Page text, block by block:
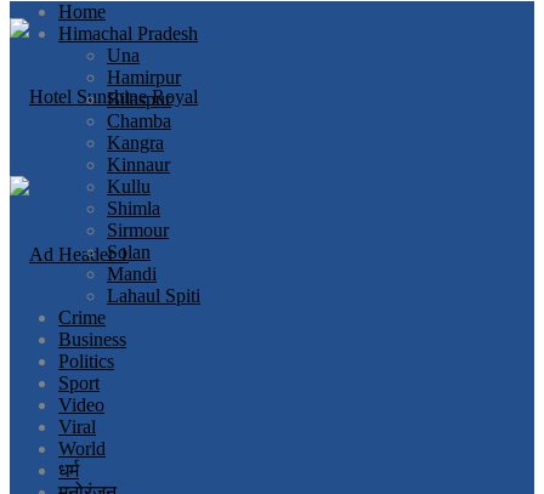
Home
Himachal Pradesh
Una
Hamirpur
Bilaspur
Chamba
Kangra
Kinnaur
Kullu
Shimla
Sirmour
Solan
Mandi
Lahaul Spiti
Crime
Business
Politics
Sport
Video
Viral
World
धर्म